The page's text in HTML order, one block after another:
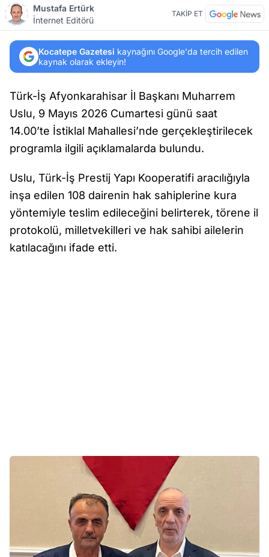
Mustafa Ertürk
İnternet Editörü
TAKİP ET
Kocatepe Gazetesi kaynağını Google'da tercih edilen
kaynak olarak ekleyin!
Türk-İş Afyonkarahisar İl Başkanı Muharrem
Uslu, 9 Mayıs 2026 Cumartesi günü saat
14.00’te İstiklal Mahallesi’nde gerçekleştirilecek
programla ilgili açıklamalarda bulundu.
Uslu, Türk-İş Prestij Yapı Kooperatifi aracılığıyla
inşa edilen 108 dairenin hak sahiplerine kura
yöntemiyle teslim edileceğini belirterek, törene il
protokolü, milletvekilleri ve hak sahibi ailelerin
katılacağını ifade etti.